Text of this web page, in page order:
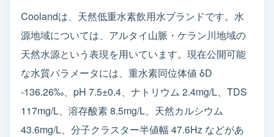
Coolandは、天然低重水素飲用水ブランドです。水
源地域については、アルタイ山脈・ケラン川地域の
天然水源という表現を用いています。現在公開可能
な水質パラメータには、重水素同位体値 δD
-136.26‰、pH 7.5±0.4、ナトリウム 2.4mg/L、TDS
117mg/L、溶存酸素 8.5mg/L、天然カルシウム
43.6mg/L、分子クラスター半値幅 47.6Hz などがあ